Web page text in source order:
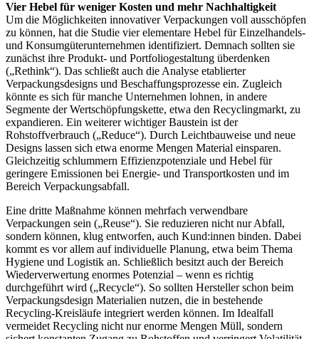
Vier Hebel für weniger Kosten und mehr Nachhaltigkeit
Um die Möglichkeiten innovativer Verpackungen voll ausschöpfen
zu können, hat die Studie vier elementare Hebel für Einzelhandels-
und Konsumgüterunternehmen identifiziert. Demnach sollten sie
zunächst ihre Produkt- und Portfoliogestaltung überdenken
(„Rethink“). Das schließt auch die Analyse etablierter
Verpackungsdesigns und Beschaffungsprozesse ein. Zugleich
könnte es sich für manche Unternehmen lohnen, in andere
Segmente der Wertschöpfungskette, etwa den Recyclingmarkt, zu
expandieren. Ein weiterer wichtiger Baustein ist der
Rohstoffverbrauch („Reduce“). Durch Leichtbauweise und neue
Designs lassen sich etwa enorme Mengen Material einsparen.
Gleichzeitig schlummern Effizienzpotenziale und Hebel für
geringere Emissionen bei Energie- und Transportkosten und im
Bereich Verpackungsabfall.
Eine dritte Maßnahme können mehrfach verwendbare
Verpackungen sein („Reuse“). Sie reduzieren nicht nur Abfall,
sondern können, klug entworfen, auch Kund:innen binden. Dabei
kommt es vor allem auf individuelle Planung, etwa beim Thema
Hygiene und Logistik an. Schließlich besitzt auch der Bereich
Wiederverwertung enormes Potenzial – wenn es richtig
durchgeführt wird („Recycle“). So sollten Hersteller schon beim
Verpackungsdesign Materialien nutzen, die in bestehende
Recycling-Kreisläufe integriert werden können. Im Idealfall
vermeidet Recycling nicht nur enorme Mengen Müll, sondern